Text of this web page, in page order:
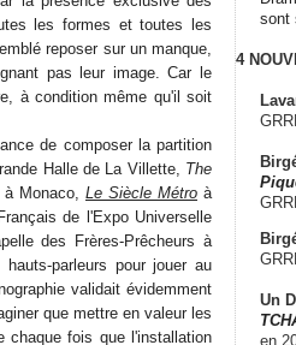
les formes et toutes les
reposer sur un manque,
pas leur image. Car le
à condition même qu'il soit
de composer la partition
Halle de La Villette, The
à Monaco, Le Siècle Métro à
de l'Expo Universelle
des Frères-Prêcheurs à
parleurs pour jouer au
validait évidemment
que mettre en valeur les
chaque fois que l'installation
sont
4
Un
en